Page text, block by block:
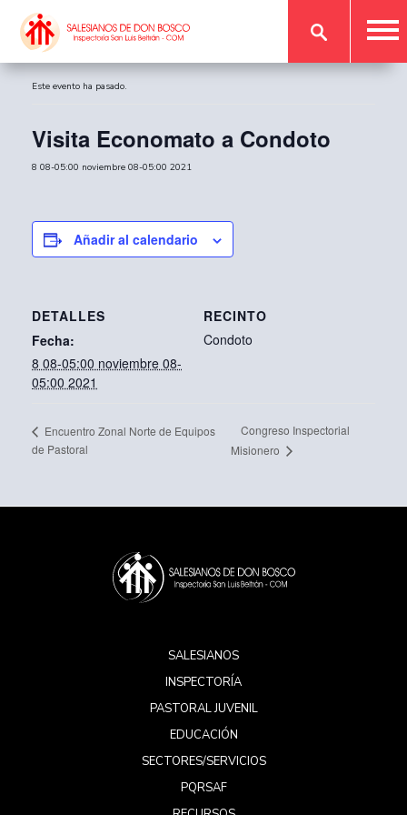
« Todos los Eventos
Este evento ha pasado.
Visita Economato a Condoto
8 08-05:00 noviembre 08-05:00 2021
Añadir al calendario
DETALLES
Fecha:
8 08-05:00 noviembre 08-
05:00 2021
RECINTO
Condoto
Encuentro Zonal Norte de Equipos
de Pastoral
Congreso Inspectorial
Misionero
SALESIANOS
INSPECTORÍA
PASTORAL JUVENIL
EDUCACIÓN
SECTORES/SERVICIOS
PQRSAF